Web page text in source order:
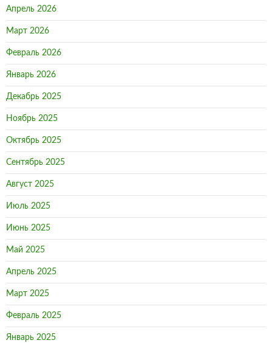
Апрель 2026
Март 2026
Февраль 2026
Январь 2026
Декабрь 2025
Ноябрь 2025
Октябрь 2025
Сентябрь 2025
Август 2025
Июль 2025
Июнь 2025
Май 2025
Апрель 2025
Март 2025
Февраль 2025
Январь 2025